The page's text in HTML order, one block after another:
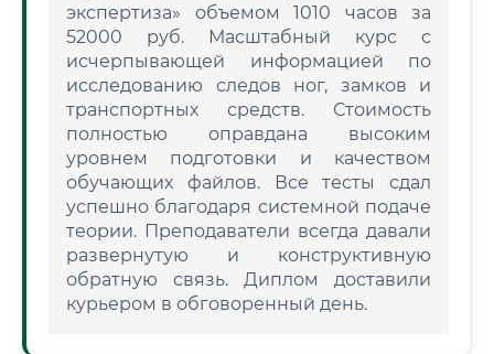
экспертиза» объемом 1010 часов за
52000 руб. Масштабный курс с
исчерпывающей информацией по
исследованию следов ног, замков и
транспортных средств. Стоимость
полностью оправдана высоким
уровнем подготовки и качеством
обучающих файлов. Все тесты сдал
успешно благодаря системной подаче
теории. Преподаватели всегда давали
развернутую и конструктивную
обратную связь. Диплом доставили
курьером в обговоренный день.